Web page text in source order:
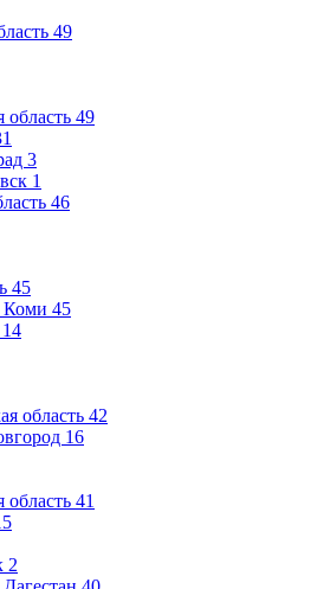
49
область 49
3
1
46
45
Коми 45
14
область 42
16
41
2